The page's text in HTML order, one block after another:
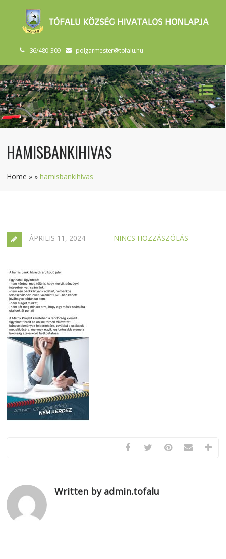
36/480-309 polgarmester@tofalu.hu
HAMISBANKIHIVAS
Home » »hamisbankihivas
ÁPRILIS 11, 2024 NINCS HOZZÁSZÓLÁS
Written by admin.tofalu